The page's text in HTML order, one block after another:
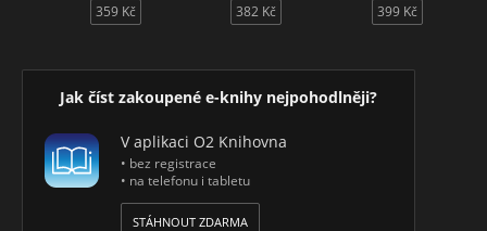
359 Kč 382 Kč 399 Kč
Jak číst zakoupené e-knihy nejpohodlněji?
V aplikaci O2 Knihovna
• bez registrace
• na telefonu i tabletu
STÁHNOUT ZDARMA